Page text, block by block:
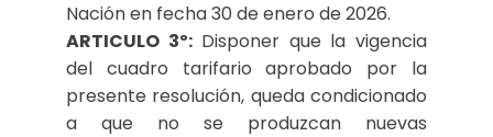
Nación en fecha 30 de enero de 2026.
ARTICULO 3º:Disponer que la vigencia
del cuadro tarifario aprobado por la
presente resolución, queda condicionado
a que no se produzcan nuevas